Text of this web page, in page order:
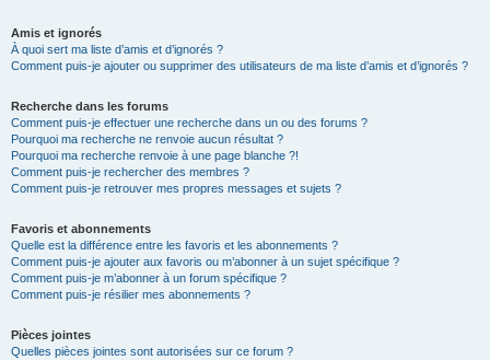
Amis et ignorés
À quoi sert ma liste d’amis et d’ignorés ?
Comment puis-je ajouter ou supprimer des utilisateurs de ma liste d’amis et d’ignorés ?
Recherche dans les forums
Comment puis-je effectuer une recherche dans un ou des forums ?
Pourquoi ma recherche ne renvoie aucun résultat ?
Pourquoi ma recherche renvoie à une page blanche ?!
Comment puis-je rechercher des membres ?
Comment puis-je retrouver mes propres messages et sujets ?
Favoris et abonnements
Quelle est la différence entre les favoris et les abonnements ?
Comment puis-je ajouter aux favoris ou m’abonner à un sujet spécifique ?
Comment puis-je m’abonner à un forum spécifique ?
Comment puis-je résilier mes abonnements ?
Pièces jointes
Quelles pièces jointes sont autorisées sur ce forum ?